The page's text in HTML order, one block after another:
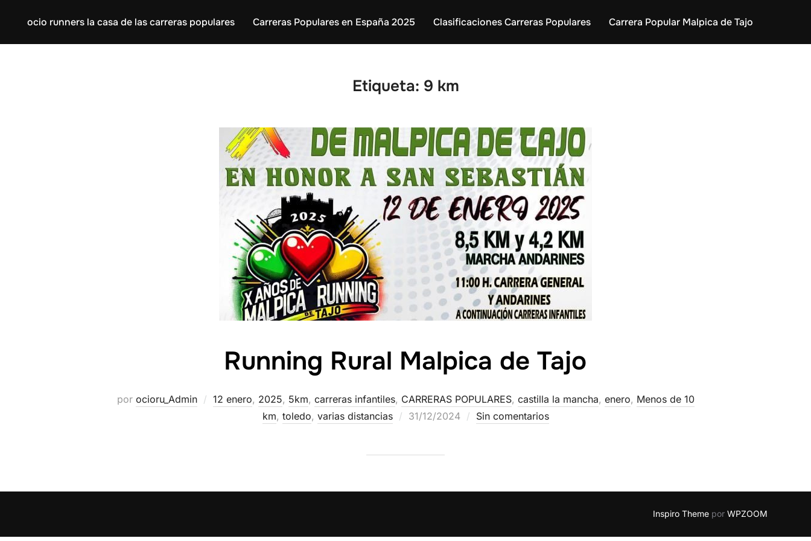
ocio runners la casa de las carreras populares Carreras Populares en España 2025 Clasificaciones Carreras Populares Carrera Popular Malpica de Tajo
Etiqueta: 9 km
Running Rural Malpica de Tajo
por ocioru_Admin 12 enero, 2025, 5km, carreras infantiles, CARRERAS POPULARES, castilla la mancha, enero, Menos de 10
km, toledo, varias distancias 31/12/2024 Sin comentarios
Inspiro Theme por WPZOOM